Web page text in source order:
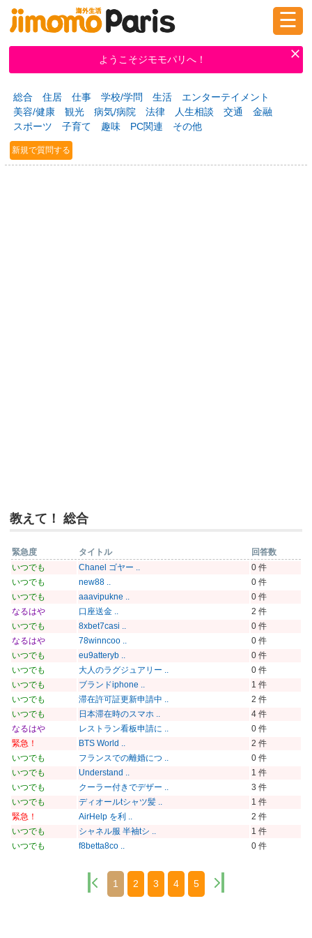
ログイン 新規登録
掲示板 タウン情報 教えて！
ニュース
☰
ようこそジモモパリへ！
総合 住居 仕事 学校/学問 生活
エンターテイメント
美容/健康
観光 病気/病院 法律 人生相談 交通
金融
スポーツ
子育て 趣味 PC関連 その他
新規で質問する
教えて！ 総合
緊急度 タイトル
回答数
いつでも
Chanel ゴヤー ..
0 件
いつでも
new88 ..
0 件
いつでも
aaavipukne ..
0 件
なるはや
口座送金 ..
2 件
いつでも
8xbet7casi ..
0 件
なるはや
78winncoo ..
0 件
いつでも
eu9atteryb ..
0 件
いつでも
大人のラグジュアリー ..
0 件
いつでも
ブランドiphone ..
1 件
いつでも
滞在許可証更新申請中 ..
2 件
いつでも
日本滞在時のスマホ ..
4 件
なるはや
レストラン看板申請に ..
0 件
緊急！
BTS World ..
2 件
いつでも
フランスでの離婚につ ..
0 件
いつでも
Understand ..
1 件
いつでも
クーラー付きでデザー ..
3 件
いつでも
ディオールtシャツ髪 ..
1 件
緊急！
AirHelp を利 ..
2 件
いつでも
シャネル服 半袖tシ ..
1 件
いつでも
f8betta8co .. 0 件
1 2 3 4 5